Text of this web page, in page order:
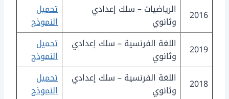
2016
الرياضيات – سلك إعدادي
وثانوي
تحميل
النموذج
2019
اللغة الفرنسية – سلك إعدادي
وثانوي
تحميل
النموذج
2018
اللغة الفرنسية – سلك إعدادي
وثانوي
تحميل
النموذج